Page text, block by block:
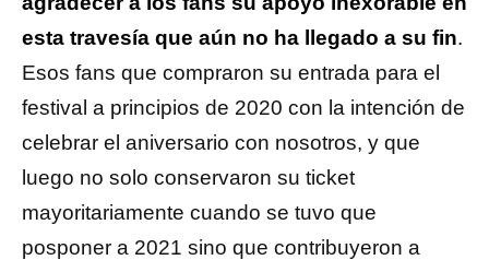
esta travesía que aún no ha llegado a su fin.
Esos fans que compraron su entrada para el
festival a principios de 2020 con la intención de
celebrar el aniversario con nosotros, y que
luego no solo conservaron su ticket
mayoritariamente cuando se tuvo que
posponer a 2021 sino que contribuyeron a